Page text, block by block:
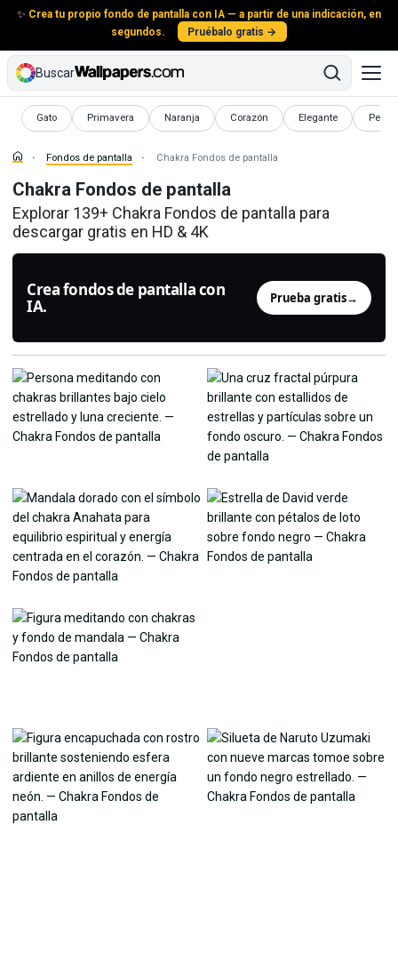
✨ Crea tu propio fondo de pantalla con IA — a partir de una indicación, en
segundos.
Pruébalo gratis →
Buscar
Gato
Fondos de pantalla
Primavera
Fondos de pantallaNaranja
Fondos de pantallaCorazón
Fondos de pantallaElegante
Fondos de pantallaPeces
Fondos de pantalla Chakra Fondos de pantalla
Chakra Fondos de pantalla
Explorar 139+ Chakra Fondos de pantalla para
descargar gratis en HD & 4K
Crea fondos de pantalla con
IA.
Prueba gratis→